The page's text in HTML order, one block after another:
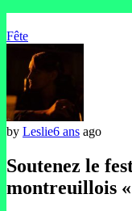
Fête
by Leslie6 ans ago
Soutenez le
montreuillois